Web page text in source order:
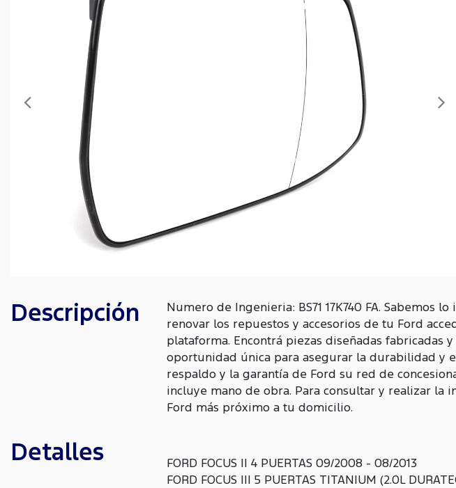
Anterior
Descripción
Numero de Ingenieria: BS71 17K740 FA.
renovar los repuestos y accesorios de tu Ford
plataforma. Encontrá piezas diseñadas fabricadas
oportunidad única para asegurar la durabilidad y
respaldo y la garantía de Ford su red de
incluye mano de obra. Para consultar y realizar la
Ford más próximo a tu domicilio.
Detalles
FORD FOCUS II 4 PUERTAS 09/2008 - 08/2013
FORD FOCUS III 5 PUERTAS TITANIUM (2.0L